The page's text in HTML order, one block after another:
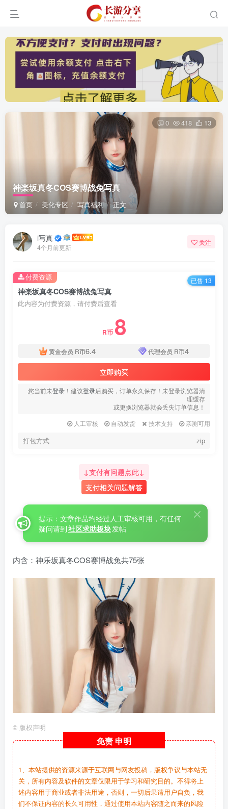
神楽坂真冬COS赛博战兔写真
首页 美化专区 写真福利 正文
0 418 13
i写真
4个月前更新
关注
神楽坂真冬COS赛博战兔写真
此内容为付费资源，请付费后查看
R币 8
黄金会员 R币6.4 代理会员 R币4
立即购买
您当前未登录 ！建议登录后购买，订单永久保存！未登录浏览器清
理缓存
或更换浏览器就会丢失订单信息！
人工审核
自动发货 技术支持 亲测可用
打包方式 zip
付费资源 已售 13
↓支付有问题点此↓
支付相关问题解答
提示：文章作品均经过人工审核可用，有任何
疑问请到社区求助板块发帖
内含：神乐坂真冬COS赛博战兔共75张
© 版权声明
免责 申明
1、本站提供的资源来源于互联网与网友投稿，版权争议与本站无
关，所有内容及软件的文章仅限用于学习和研究目的。不得将上
述内容用于商业或者非法用途，否则，一切后果请用户自负，我
们不保证内容的长久可用性，通过使用本站内容随之而来的风险